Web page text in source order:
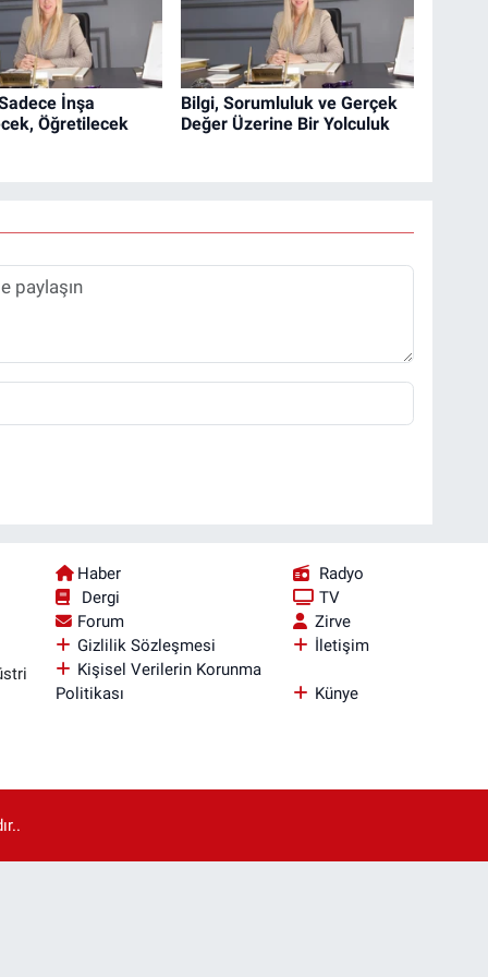
İnşa
Öğretilecek
Bilgi, Sorumluluk ve Gerçek
Değer Üzerine Bir Yolculuk
Haber
Radyo
Dergi
TV
Forum
Zirve
Gizlilik Sözleşmesi
İletişim
Kişisel Verilerin Korunma
Politikası
Künye